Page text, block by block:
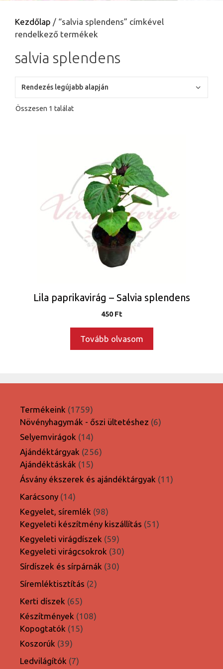
Kezdőlap / “salvia splendens” címkével
rendelkező termékek
salvia splendens
Összesen 1 találat
Lila paprikavirág – Salvia splendens
450Ft
Tovább olvasom
Termékeink 17591759
termék
Növényhagymák - őszi ültetéshez 66
Selyemvirágok 1414
termék
Ajándéktárgyak 256256
Ajándéktáskák 1515
termék
Ásvány ékszerek és ajándéktárgyak 1111
Karácsony 1414
termék
Kegyelet, síremlék 9898
termék
Kegyeleti készítmény kiszállítás 5151
Kegyeleti virágdíszek 5959
termék
Kegyeleti virágcsokrok 3030
Sírdíszek és sírpárnák 3030
Síremléktisztítás 22
Kerti díszek 6565
termék
Készítmények 108108
Kopogtatók 1515
Koszorúk 3939
termék
Ledvilágítók 77